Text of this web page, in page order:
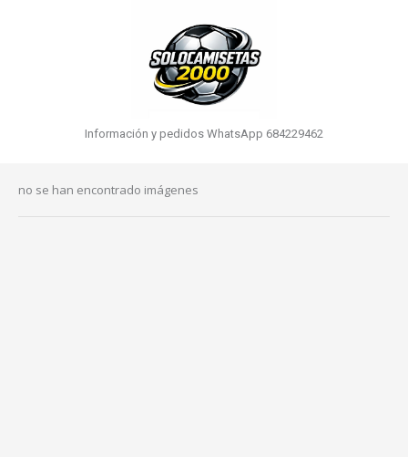
Información y pedidos WhatsApp 684229462
no se han encontrado imágenes